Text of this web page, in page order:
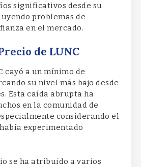
significativos desde su
problemas de
en el mercado.
de LUNC
cayó a un mínimo de
su nivel más bajo desde
Esta caída abrupta ha
en la comunidad de
considerando el
experimentado
se ha atribuido a varios